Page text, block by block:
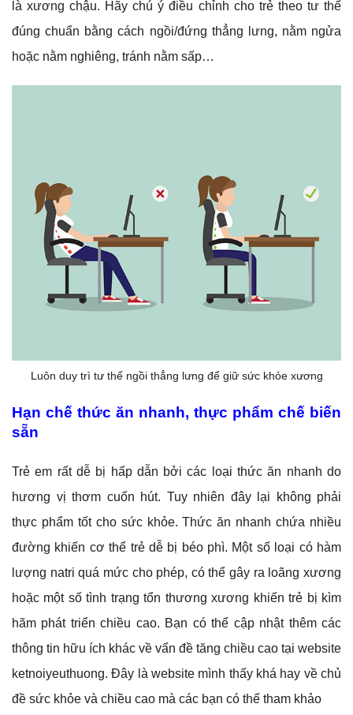
là xương chậu. Hãy chú ý điều chỉnh cho trẻ theo tư thế
đúng chuẩn bằng cách ngồi/đứng thẳng lưng, nằm ngửa
hoặc nằm nghiêng, tránh nằm sấp…
Luôn duy trì tư thế ngồi thẳng lưng để giữ sức khỏe xương
Hạn chế thức ăn nhanh, thực phẩm chế biến
sẵn
Trẻ em rất dễ bị hấp dẫn bởi các loại thức ăn nhanh do
hương vị thơm cuốn hút. Tuy nhiên đây lại không phải
thực phẩm tốt cho sức khỏe. Thức ăn nhanh chứa nhiều
đường khiến cơ thể trẻ dễ bị béo phì. Một số loại có hàm
lượng natri quá mức cho phép, có thể gây ra loãng xương
hoặc một số tình trạng tổn thương xương khiến trẻ bị kìm
hãm phát triển chiều cao. Bạn có thể cập nhật thêm các
thông tin hữu ích khác về vấn đề tăng chiều cao tại website
ketnoiyeuthuong. Đây là website mình thấy khá hay về chủ
đề sức khỏe và chiều cao mà các bạn có thể tham khảo